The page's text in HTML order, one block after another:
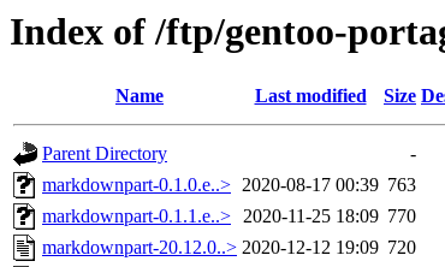
Index of /ftp/gentoo-
Name Last modified Size
Parent Directory
-
markdownpart-0.1.0.e..> 2020-08-17 00:39 763
markdownpart-0.1.1.e..> 2020-11-25 18:09 770
markdownpart-20.12.0..> 2020-12-12 19:09 720